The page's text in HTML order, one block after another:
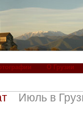
О Грузии
Июль в